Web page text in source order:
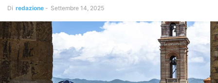
Di redazione - Settembre 14, 2025